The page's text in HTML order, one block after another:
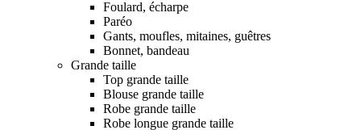
Foulard, écharpe
Paréo
Gants, moufles, mitaines, guêtres
Bonnet, bandeau
Grande taille
Top grande taille
Blouse grande taille
Robe grande taille
Robe longue grande taille